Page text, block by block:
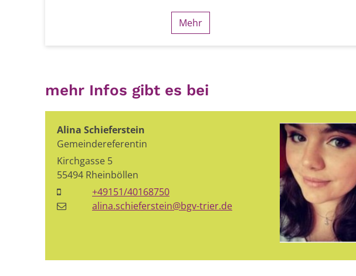
Mehr
mehr Infos gibt es bei
Alina Schieferstein
Gemeindereferentin
Kirchgasse 5
55494 Rheinböllen
+49151/40168750
alina.schieferstein@bgv-trier.de